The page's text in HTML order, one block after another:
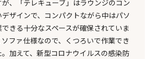
、「テレキューブ」はラウンジのコン
ザインで、コンパクトながら中はパソ
きる十分なスペースが確保されていま
ファ仕様なので、くつろいで作業でき
加えて、新型コロナウイルスの感染防